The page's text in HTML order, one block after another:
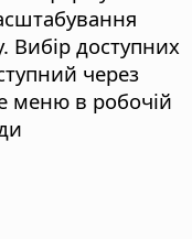
Вибір доступних
через
меню в робочій